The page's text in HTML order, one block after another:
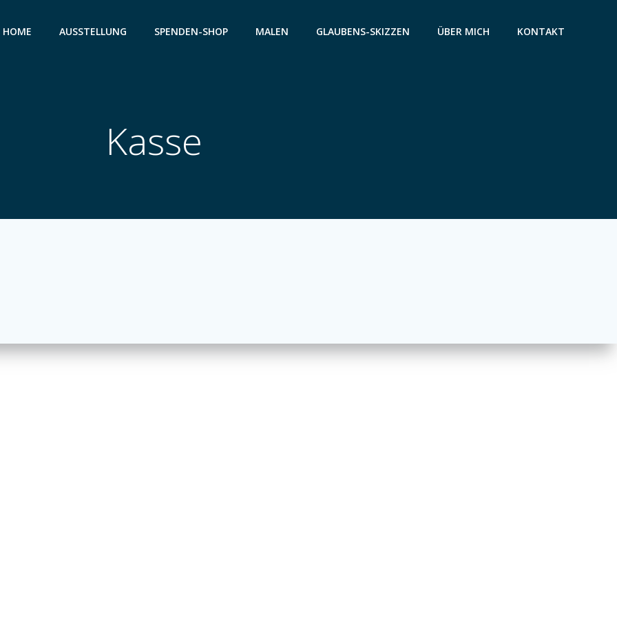
HOME AUSSTELLUNG SPENDEN-SHOP MALEN GLAUBENS-SKIZZEN ÜBER MICH KONTAKT
Kasse